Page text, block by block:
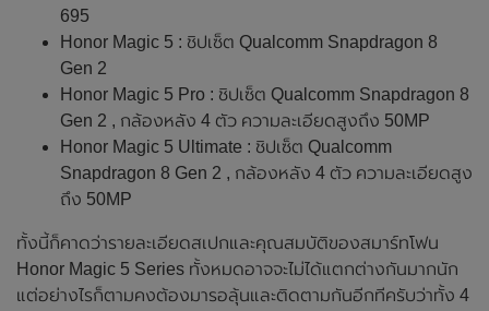
695
Honor Magic 5 : ชิปเซ็ต Qualcomm Snapdragon 8
Gen 2
Honor Magic 5 Pro : ชิปเซ็ต Qualcomm Snapdragon 8
Gen 2 , กล้องหลัง 4 ตัว ความละเอียดสูงถึง 50MP
Honor Magic 5 Ultimate : ชิปเซ็ต Qualcomm
Snapdragon 8 Gen 2 , กล้องหลัง 4 ตัว ความละเอียดสูง
ถึง 50MP
ทั้งนี้ก็คาดว่ารายละเอียดสเปกและคุณสมบัติของสมาร์ทโฟน
Honor Magic 5 Series ทั้งหมดอาจจะไม่ได้แตกต่างกันมากนัก
แต่อย่างไรก็ตามคงต้องมารอลุ้นและติดตามกันอีกทีครับว่าทั้ง 4